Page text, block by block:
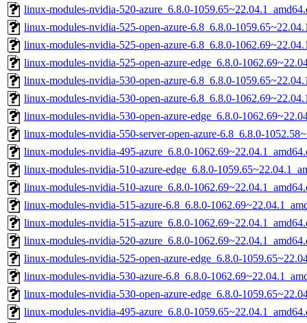
linux-modules-nvidia-520-azure_6.8.0-
linux-modules-nvidia-525-open-azure-6.8_6.8.0-
linux-modules-nvidia-525-open-azure-6.8_6.8.0-
linux-modules-nvidia-525-open-azure-edge_6.8.0-
linux-modules-nvidia-530-open-azure-6.8_6.8.0-
linux-modules-nvidia-530-open-azure-6.8_6.8.0-
linux-modules-nvidia-530-open-azure-edge_6.8.0-
linux-modules-nvidia-550-server-open-azure-6.8_6.8.0-
linux-modules-nvidia-495-azure_6.8.0-
linux-modules-nvidia-510-azure-edge_6.8.0-
linux-modules-nvidia-510-azure_6.8.0-
linux-modules-nvidia-515-azure-6.8_6.8.0-
linux-modules-nvidia-515-azure_6.8.0-
linux-modules-nvidia-520-azure_6.8.0-
linux-modules-nvidia-525-open-azure-edge_6.8.0-
linux-modules-nvidia-530-azure-6.8_6.8.0-
linux-modules-nvidia-530-open-azure-edge_6.8.0-
linux-modules-nvidia-495-azure_6.8.0-